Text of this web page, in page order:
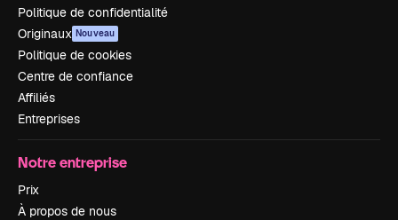
Politique de confidentialité
Originaux Nouveau
Politique de cookies
Centre de confiance
Affiliés
Entreprises
Notre entreprise
Prix
À propos de nous